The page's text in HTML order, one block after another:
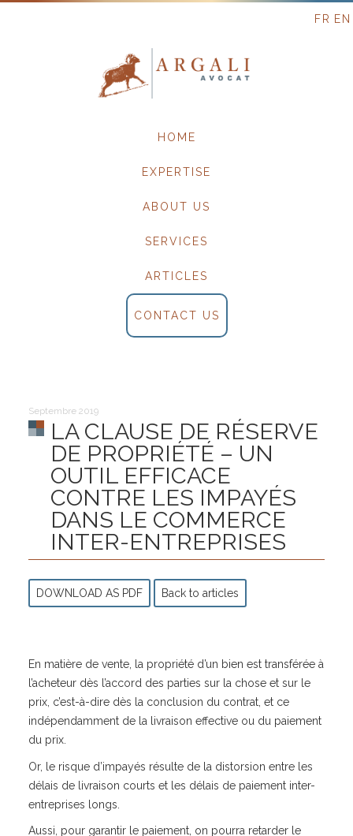
FR EN
content
HOME
EXPERTISE
ABOUT US
SERVICES
ARTICLES
CONTACT US
Septembre 2019
LA CLAUSE DE RÉSERVE
DE PROPRIÉTÉ – UN
OUTIL EFFICACE
CONTRE LES IMPAYÉS
DANS LE COMMERCE
INTER-ENTREPRISES
DOWNLOAD AS PDF Back to articles
En matière de vente, la propriété d’un bien est transférée à
l’acheteur dès l’accord des parties sur la chose et sur le
prix, c’est-à-dire dès la conclusion du contrat, et ce
indépendamment de la livraison effective ou du paiement
du prix.
Or, le risque d’impayés résulte de la distorsion entre les
délais de livraison courts et les délais de paiement inter-
entreprises longs.
Aussi, pour garantir le paiement, on pourra retarder le